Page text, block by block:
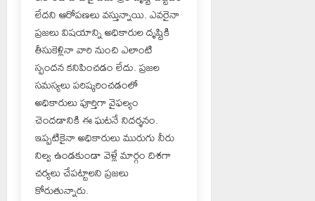
లేదని ఆరోపణలు వస్తున్నాయి. ఎవరైనా
ప్రజలు విషయాన్ని అధికారుల దృష్టికి
తీసుకెళ్లినా వారి నుంచి ఎలాంటి
స్పందన కనిపించడం లేదు. ప్రజల
సమస్యలు పరిష్కరించడంలో
అధికారులు పూర్తిగా వైఫల్యం
చెందడానికి ఈ ఘటనే నిదర్శనం.
ఇప్పటికైనా అధికారులు మురుగు నీరు
నిల్వ ఉండకుండా వెళ్లే మార్గం దిశగా
చర్యలు చేపట్టాలని ప్రజలు
కోరుతున్నారు.